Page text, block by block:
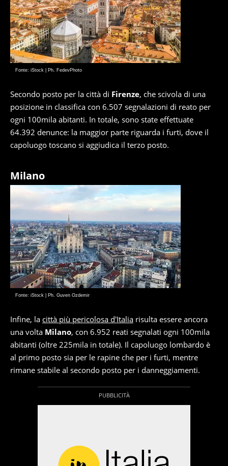
Fonte: iStock | Ph. FedevPhoto
Secondo posto per la città di Firenze, che scivola di una
posizione in classifica con 6.507 segnalazioni di reato per
ogni 100mila abitanti. In totale, sono state effettuate
64.392 denunce: la maggior parte riguarda i furti, dove il
capoluogo toscano si aggiudica il terzo posto.
Milano
Fonte: iStock | Ph. Guven Ozdemir
Infine, la città più pericolosa d'Italia risulta essere ancora
una volta Milano, con 6.952 reati segnalati ogni 100mila
abitanti (oltre 225mila in totale). Il capoluogo lombardo è
al primo posto sia per le rapine che per i furti, mentre
rimane stabile al secondo posto per i danneggiamenti.